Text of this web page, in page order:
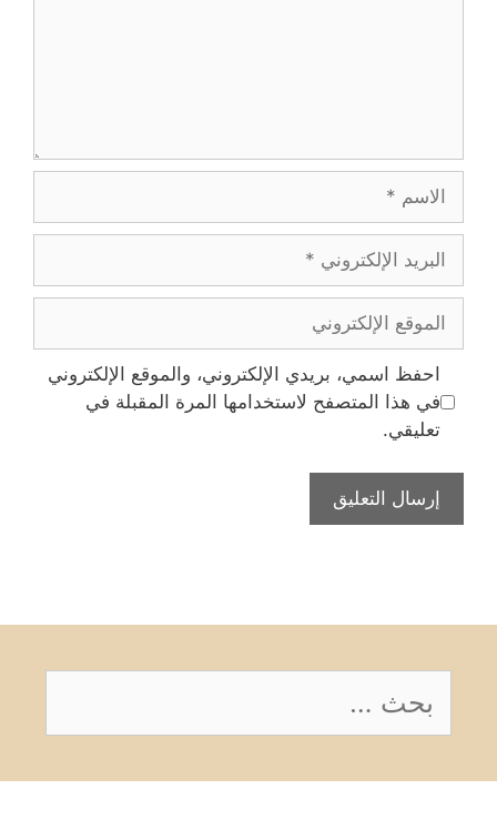
الاسم
البريد
الإلكتروني
الموقع
الإلكتروني
احفظ اسمي، بريدي الإلكتروني، والموقع الإلكتروني
في هذا المتصفح لاستخدامها المرة المقبلة في
تعليقي.
عن: